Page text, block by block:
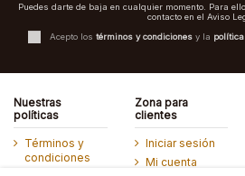
Puedes darte de baja en cualquier momento. Para
contacto en el Aviso
Acepto los términos y condiciones y la
Nuestras
políticas
Términos y
condiciones
Zona para
clientes
Iniciar sesión
Mi cuenta